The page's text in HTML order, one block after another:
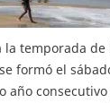
la temporada de
formó el
año